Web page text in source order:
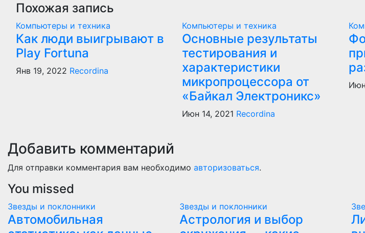
Похожая запись
Компьютеры и техника
Как люди выигрывают в
Play Fortuna
Янв 19, 2022 Recordina
Компьютеры и техника
Основные результаты
тестирования и
характеристики
микропроцессора от
«Байкал Электроникс»
Июн 14, 2021 Recordina
Добавить комментарий
Для отправки комментария вам необходимо авторизоваться.
You missed
Звезды и поклонники
Автомобильная
Звезды и поклонники
Астрология и выбор